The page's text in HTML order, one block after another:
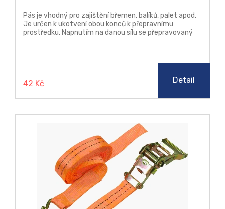
Pás je vhodný pro zajištění břemen, balíků, palet apod.
Je určen k ukotvení obou konců k přepravnímu
prostředku. Napnutím na danou sílu se přepravovaný
42 Kč Detail